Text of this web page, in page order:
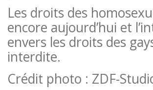
Les droits des
encore aujourd’hui et
envers les droits des
interdite.
Crédit photo : ZDF-